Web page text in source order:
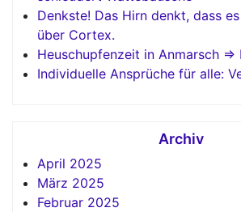
Denkste! Das Hirn denkt, dass
über Cortex.
Heuschupfenzeit in Anmarsch
Individuelle Ansprüche für alle:
Archiv
April 2025
März 2025
Februar 2025